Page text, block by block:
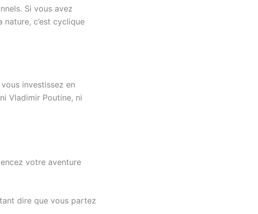
Si vous avez
nature, c’est cyclique
investissez en
Vladimir Poutine, ni
votre aventure
dire que vous partez